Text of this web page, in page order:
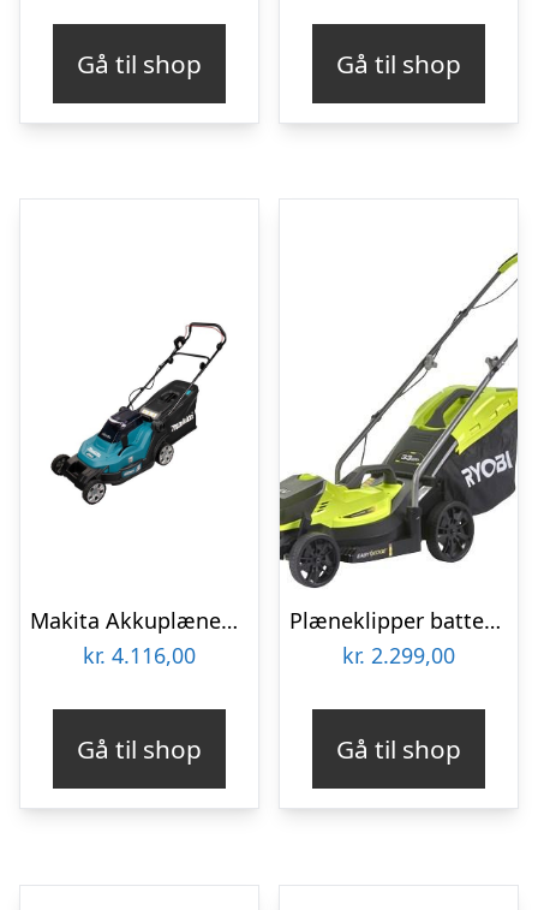
Gå til shop Gå til shop
Makita Akkuplæneklipper Plæneklipper DLM432PT2 med 2 x 18V 5,0 At batterier og lynlader
kr. 4.116,00
Gå til shop
Plæneklipper batteri – Ryobi RLM18X33B40, 33 cm, sort/grøn
kr. 2.299,00
Gå til shop